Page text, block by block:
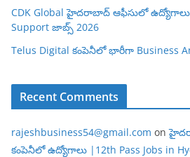
CDK Global హైదరాబాద్ ఆఫీసులో ఉద్యోగాలు
Support జాబ్స్ 2026
Telus Digital కంపెనీలో భారీగా Business
Recent Comments
rajeshbusiness54@gmail.com on
కంపెనీలో ఉద్యోగాలు |12th Pass Jobs in